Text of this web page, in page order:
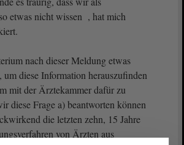
etwas nicht wissen , hat mich
nach dieser Meldung etwas
um diese Information herauszufinden
mit der Ärztekammer dafür zu
diese Frage a) beantworten können
die letzten zehn, 15 Jahre
von Ärzten aus